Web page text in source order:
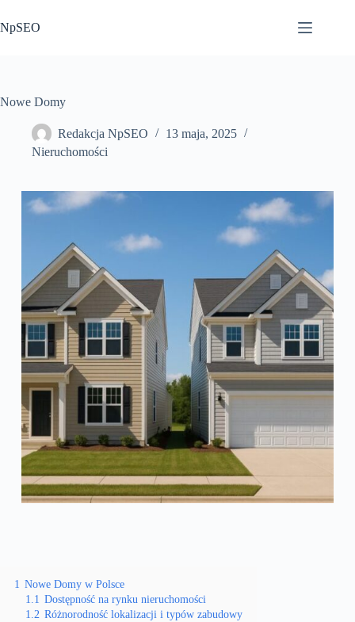
do
treści
NpSEO
Nowe Domy
Redakcja NpSEO
13 maja, 2025
Nieruchomości
1 Nowe Domy w Polsce
1.1 Dostępność na rynku nieruchomości
1.2 Różnorodność lokalizacji i typów zabudowy